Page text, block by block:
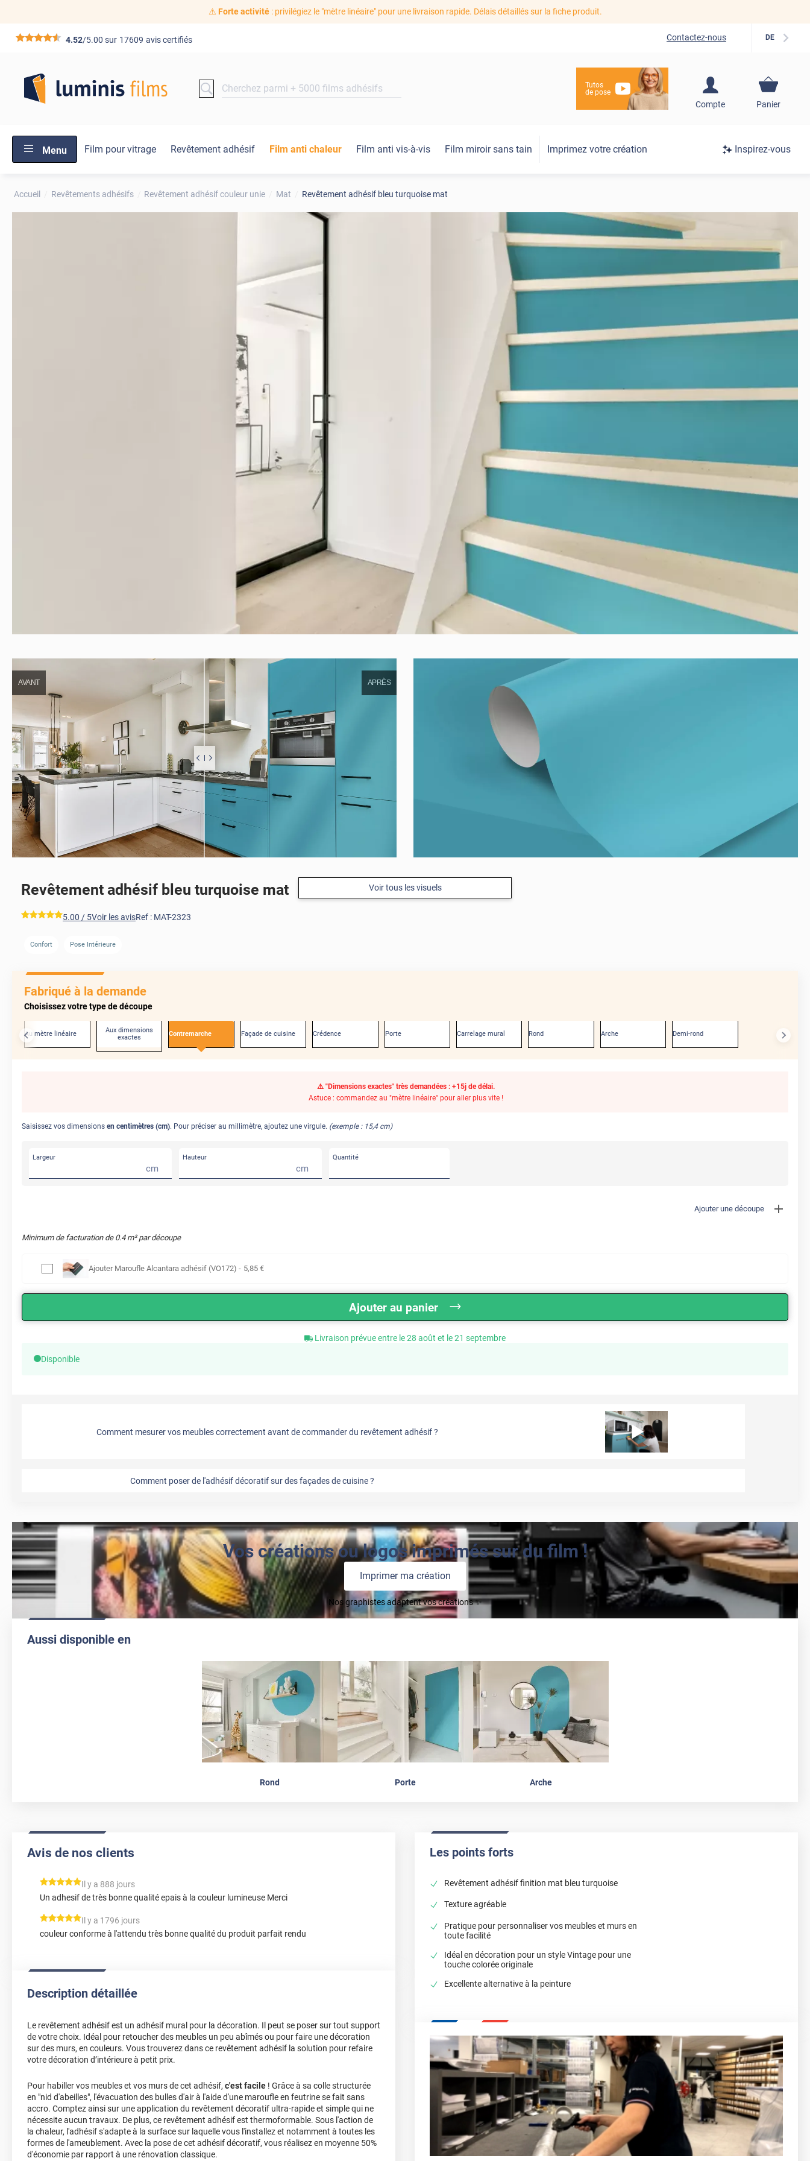
⚠️ Forte activité: privilégiez le "mètre linéaire" pour une livraison rapide. Délais détaillés sur la fiche produit.
*****4.52/5.00 sur 17609 avis certifiés Contactez-nous DE
Tutos
de pose
Compte
S'inscrire / Se
Panier
Menu Film pour vitrage Revêtement adhésif Film anti chaleur Film anti vis-à-vis Film miroir sans tain Imprimez votre création Inspirez-vous
Accueil Revêtements adhésifs Revêtement adhésif couleur unie Mat Revêtement adhésif bleu turquoise mat
AVANT APRÈS
Voir tous les visuels
Revêtement adhésif bleu turquoise mat
*****
5.00 / 5Voir les avisRef : MAT-2323
Confort Pose Intérieure
Fabriqué à la demande
Choisissez votre type de découpe
Au mètre linéaire
Aux dimensions
exactes
Contremarche Façade de cuisine Crédence Porte Carrelage mural Rond Arche Demi-rond
⚠️ "Dimensions exactes" très demandées : +15j de délai.
Astuce : commandez au "mètre linéaire" pour aller plus vite !
Saisissez vos dimensions en centimètres (cm). Pour préciser au millimètre, ajoutez une virgule. (exemple : 15,4 cm)
Largeur
cm
Hauteur
cm
Quantité
Ajouter une découpe
Minimum de facturation de 0.4m² par découpe
Ajouter Maroufle Alcantara adhésif (VO172) - 5,85 €
Ajouter au panier
Livraison prévue entre le 28 août et le 21 septembre
Disponible
Comment mesurer vos meubles correctement avant de commander du revêtement adhésif ?
Comment poser de l'adhésif décoratif sur des façades de cuisine ?
Vos créations ou logos imprimés sur du film !
Imprimer ma création
Nos graphistes adaptent vos créations ✨
Aussi disponible en
Rond Porte Arche
Avis de nos clients
*****
Il y a 888 jours
Un adhesif de très bonne qualité epais à la couleur lumineuse Merci
*****
Il y a 1796 jours
couleur conforme à l'attendu très bonne qualité du produit parfait rendu
Description détaillée
Le revêtement adhésif est un adhésif mural pour la décoration. Il peut se poser sur tout support
de votre choix. Idéal pour retoucher des meubles un peu abîmés ou pour faire une décoration
sur des murs, en couleurs. Vous trouverez dans ce revêtement adhésif la solution pour refaire
votre décoration d’intérieure à petit prix.
Pour habiller vos meubles et vos murs de cet adhésif, c'est facile ! Grâce à sa colle structurée
en "nid d'abeilles", l'évacuation des bulles d'air à l'aide d'une maroufle en feutrine se fait sans
accro. Comptez ainsi sur une application du revêtement décoratif ultra-rapide et simple qui ne
nécessite aucun travaux. De plus, ce revêtement adhésif est thermoformable. Sous l'action de
la chaleur, l'adhésif s'adapte à la surface sur laquelle vous l'installez et notamment à toutes les
formes de l'ameublement. Avec la pose de cet adhésif décoratif, vous réalisez en moyenne 50%
d'économie par rapport à une rénovation classique.
Les points forts
Revêtement adhésif finition mat bleu turquoise
Texture agréable
Pratique pour personnaliser vos meubles et murs en
toute facilité
Idéal en décoration pour un style Vintage pour une
touche colorée originale
Excellente alternative à la peinture